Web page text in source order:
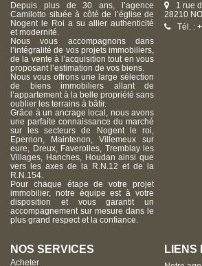
Depuis plus de 30 ans, l’agence
Camilotto située à côté de l’église de
Nogent le Roi a su allier authenticité
et modernité.
Nous vous accompagnons dans
l’intégralité de vos projets immobiliers,
de la vente à l’acquisition tout en vous
proposant l’estimation de vos biens.
Nous vous offrons une large sélection
de biens immobiliers allant de
l’appartement à la belle propriété sans
oublier les terrains à bâtir.
Grâce à un ancrage local, nous avons
une parfaite connaissance du marché
sur les secteurs de Nogent le roi,
Epernon, Maintenon, Villemeux sur
eure, Dreux, Faverolles, Tremblay les
Villages, Hanches, Houdan ainsi que
vers les axes de la R.N.12 et de la
R.N.154.
Pour chaque étape de votre projet
immobilier, notre équipe est à votre
disposition et vous garantit un
accompagnement sur mesure dans le
plus grand respect et la confiance.
1 rue
28210
Tél. :
NOS SERVICES
Acheter
LIENS